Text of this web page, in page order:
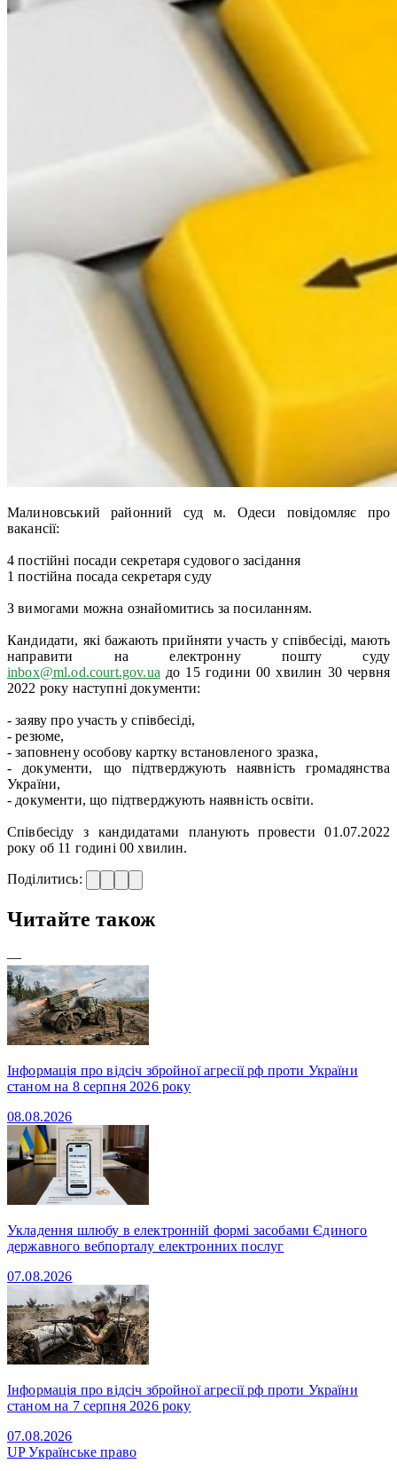
Малиновський районний суд м. Одеси повідомляє про
вакансії:
4 постійні посади секретаря судового засідання
1 постійна посада секретаря суду
З вимогами можна ознайомитись за посиланням.
Кандидати, які бажають прийняти участь у співбесіді, мають
направити на електронну пошту суду
inbox@ml.od.court.gov.ua до 15 години 00 хвилин 30 червня
2022 року наступні документи:
- заяву про участь у співбесіді,
- резюме,
- заповнену особову картку встановленого зразка,
- документи, що підтверджують наявність громадянства
України,
- документи, що підтверджують наявність освіти.
Співбесіду з кандидатами планують провести 01.07.2022
року об 11 годині 00 хвилин.
Поділитись:
Читайте також
—
Інформація про відсіч збройної агресії рф проти України
станом на 8 серпня 2026 року
08.08.2026
Укладення шлюбу в електронній формі засобами Єдиного
державного вебпорталу електронних послуг
07.08.2026
Інформація про відсіч збройної агресії рф проти України
станом на 7 серпня 2026 року
07.08.2026
UPУкраїнське право